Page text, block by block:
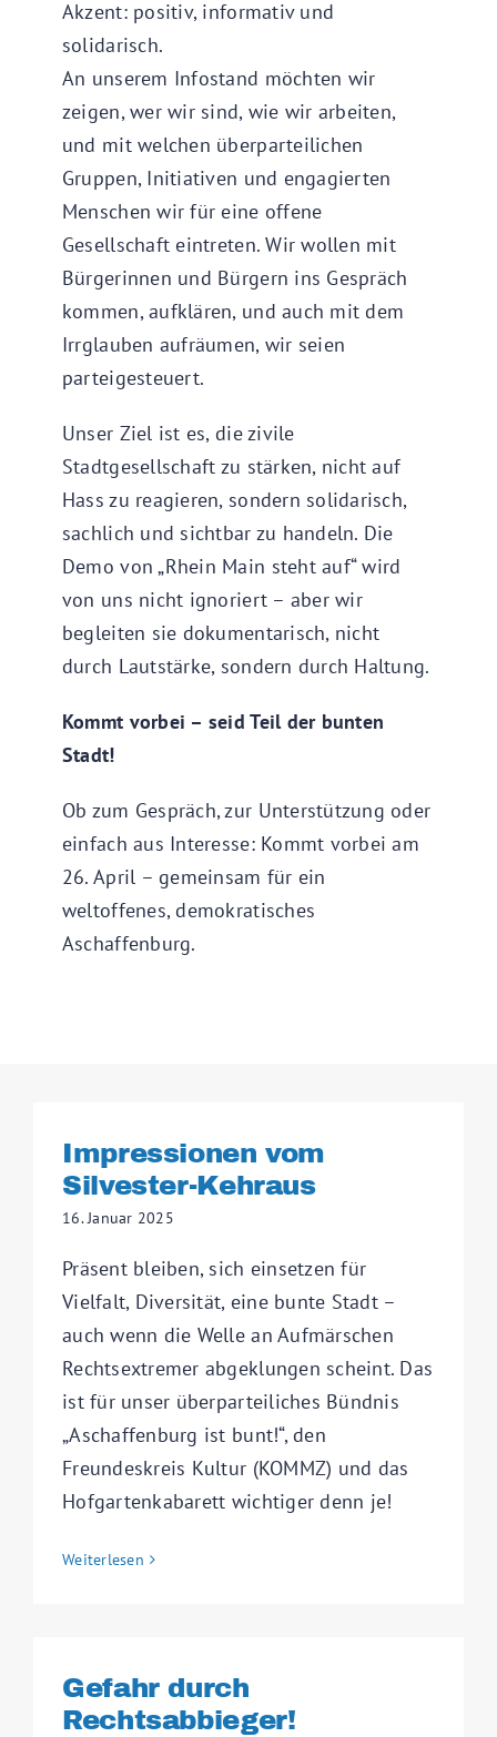
Akzent: positiv, informativ und
solidarisch.
An unserem Infostand möchten wir
zeigen, wer wir sind, wie wir arbeiten,
und mit welchen überparteilichen
Gruppen, Initiativen und engagierten
Menschen wir für eine offene
Gesellschaft eintreten. Wir wollen mit
Bürgerinnen und Bürgern ins Gespräch
kommen, aufklären, und auch mit dem
Irrglauben aufräumen, wir seien
parteigesteuert.
Unser Ziel ist es, die zivile
Stadtgesellschaft zu stärken, nicht auf
Hass zu reagieren, sondern solidarisch,
sachlich und sichtbar zu handeln. Die
Demo von „Rhein Main steht auf“ wird
von uns nicht ignoriert – aber wir
begleiten sie dokumentarisch, nicht
durch Lautstärke, sondern durch Haltung.
Kommt vorbei – seid Teil der bunten
Stadt!
Ob zum Gespräch, zur Unterstützung oder
einfach aus Interesse: Kommt vorbei am
26. April – gemeinsam für ein
weltoffenes, demokratisches
Aschaffenburg.
Impressionen vom
Silvester-Kehraus
16. Januar 2025
Präsent bleiben, sich einsetzen für
Vielfalt, Diversität, eine bunte Stadt –
auch wenn die Welle an Aufmärschen
Rechtsextremer abgeklungen scheint. Das
ist für unser überparteiliches Bündnis
„Aschaffenburg ist bunt!“, den
Freundeskreis Kultur (KOMMZ) und das
Hofgartenkabarett wichtiger denn je!
Weiterlesen
Gefahr durch
Rechtsabbieger!